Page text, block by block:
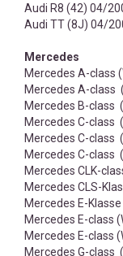
Audi R8 (42) 04/
Audi TT (8J) 04/
Mercedes
Mercedes A-class
Mercedes A-class
Mercedes B-class
Mercedes C-class
Mercedes C-class
Mercedes C-class
Mercedes CLK-
Mercedes CLS-
Mercedes E-
Mercedes E-class
Mercedes E-class
Mercedes G-class